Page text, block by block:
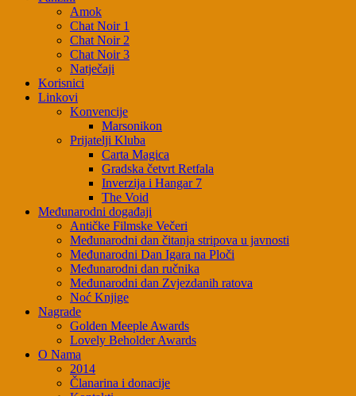
Amok
Chat Noir 1
Chat Noir 2
Chat Noir 3
Natječaji
Korisnici
Linkovi
Konvencije
Marsonikon
Prijatelji Kluba
Carta Magica
Gradska četvrt Retfala
Inverzija i Hangar 7
The Void
Međunarodni događaji
Antičke Filmske Večeri
Međunarodni dan čitanja stripova u javnosti
Međunarodni Dan Igara na Ploči
Međunarodni dan ručnika
Međunarodni dan Zvjezdanih ratova
Noć Knjige
Nagrade
Golden Meeple Awards
Lovely Beholder Awards
O Nama
2014
Članarina i donacije